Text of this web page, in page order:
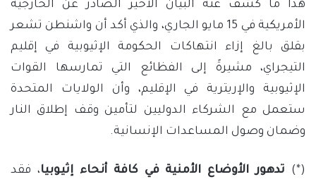
هذا ما كشف عنه البيان الأخير الصادر عن الخارجية
الأمريكية في 15 مايو الجاري، والذي أكد أن واشنطن تشعر
بقلق بالغ إزاء انتهاكات الحكومة الإثيوبية في إقليم
التيجراي، مشيرةً إلى الفظائع التي تمارسها القوات
الإثيوبية والإريترية في الإقليم، وأن الولايات المتحدة
ستعمل مع الشركاء الدوليين لتأمين وقف إطلاق النار
وضمان وصول المساعدات الإنسانية.
(*) تدهور الأوضاع الأمنية في كافة أنحاء إثيوبيا، فقد